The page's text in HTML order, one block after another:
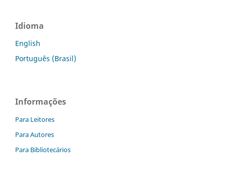
Idioma
English
Português (Brasil)
Informações
Para Leitores
Para Autores
Para Bibliotecários